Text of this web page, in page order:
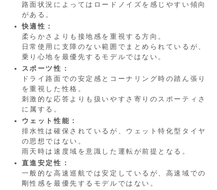
路面状況によってはロードノイズを感じやすい傾向
がある。
快適性：
柔らかさよりも接地感を重視する方向。
日常使用に支障のない範囲でまとめられているが、
乗り心地を最優先するモデルではない。
スポーツ性：
ドライ路面での安定感とコーナリング時の踏ん張り
を重視した性格。
刺激的な応答よりも扱いやすさ寄りのスポーティさ
に属する。
ウェット性能：
排水性は確保されているが、ウェット特化型タイヤ
の思想ではない。
雨天時は速度域を意識した運転が前提となる。
直進安定性：
一般的な高速巡航では安定しているが、高速域での
剛性感を最優先するモデルではない。